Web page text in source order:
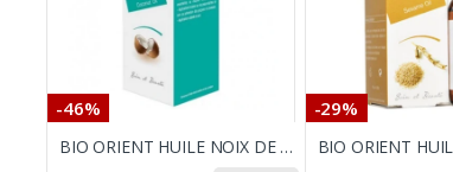
-46%
BIO ORIENT HUILE NOIX DE COCO 10ML
-29%